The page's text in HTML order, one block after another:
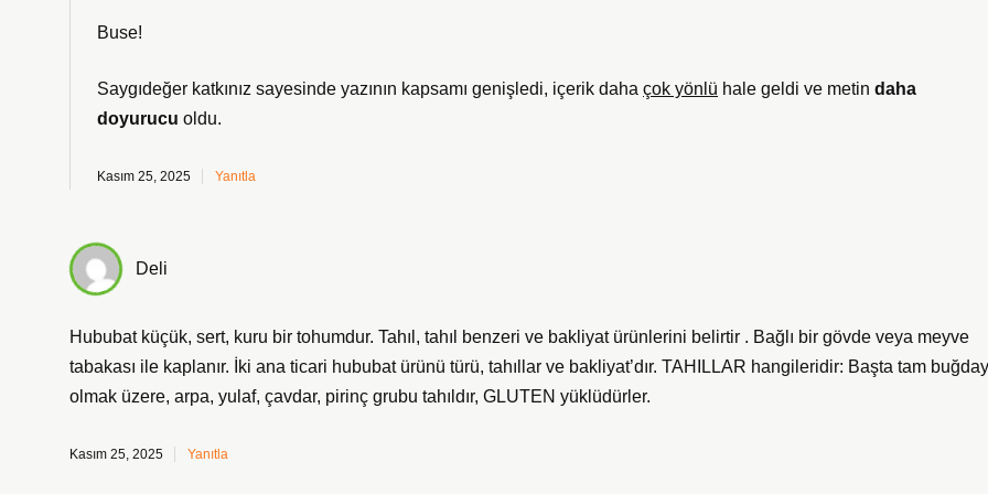
Buse!
Saygıdeğer katkınız sayesinde yazının kapsamı genişledi, içerik daha çok yönlü hale geldi ve metin daha
doyurucu oldu.
Kasım 25, 2025 Yanıtla
Deli
Hububat küçük, sert, kuru bir tohumdur. Tahıl, tahıl benzeri ve bakliyat ürünlerini belirtir . Bağlı bir gövde veya meyve
tabakası ile kaplanır. İki ana ticari hububat ürünü türü, tahıllar ve bakliyat’dır. TAHILLAR hangileridir: Başta tam buğday
olmak üzere, arpa, yulaf, çavdar, pirinç grubu tahıldır, GLUTEN yüklüdürler.
Kasım 25, 2025 Yanıtla